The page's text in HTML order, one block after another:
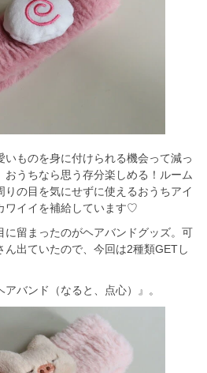
ものを身に付けられる機会って減っ
おうちなら思う存分楽しめる！ルーム
の目を気にせずに使えるおうちアイ
ワイイを補給しています♡
に留まったのがヘアバンドグッズ。可
出ていたので、今回は2種類GETし
バンド（なると、点心）』。